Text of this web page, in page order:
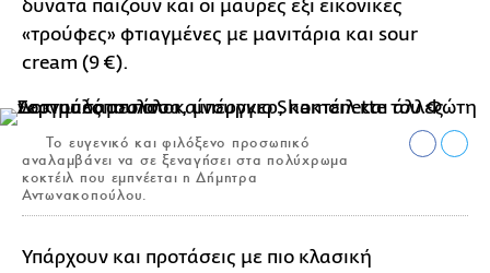
δυνατά παίζουν και οι μαύρες έξι εικονικές
«τρούφες» φτιαγμένες με μανιτάρια και sour
cream (9 €).
Το ευγενικό και φιλόξενο προσωπικό
αναλαμβάνει να σε ξεναγήσει στα πολύχρωμα
κοκτέιλ που εμπνέεται η Δήμητρα
Αντωνακοπούλου.
Υπάρχουν και προτάσεις με πιο κλασική